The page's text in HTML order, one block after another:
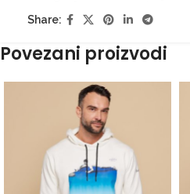
Share:
Povezani proizvodi